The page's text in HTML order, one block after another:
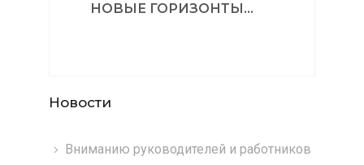
НОВЫЕ ГОРИЗОНТЫ...
Новости
Вниманию руководителей и работников